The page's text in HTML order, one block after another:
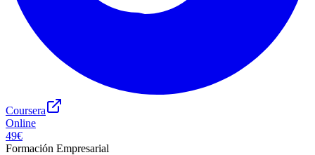
Coursera
Online
49€
Formación Empresarial